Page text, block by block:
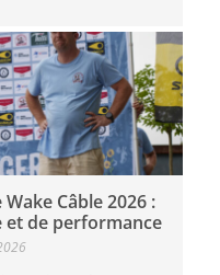
Câble 2026 :
et de performance